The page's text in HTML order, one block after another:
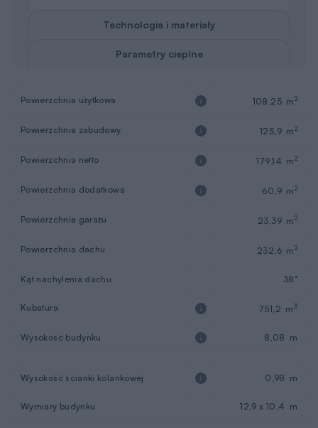
Technologia i materiały
Parametry cieplne
Powierzchnia użytkowa 108,25 m2
Powierzchnia zabudowy 125,9 m2
Powierzchnia netto 179,14 m2
Powierzchnia dodatkowa 60,9 m2
Powierzchnia garażu 23,39 m2
Powierzchnia dachu 232,6 m2
Kąt nachylenia dachu 38°
Kubatura 751,2 m3
Wysokość budynku 8,08 m
Wysokość ścianki kolankowej 0,98 m
Wymiary budynku 12,9 x 10,4 m